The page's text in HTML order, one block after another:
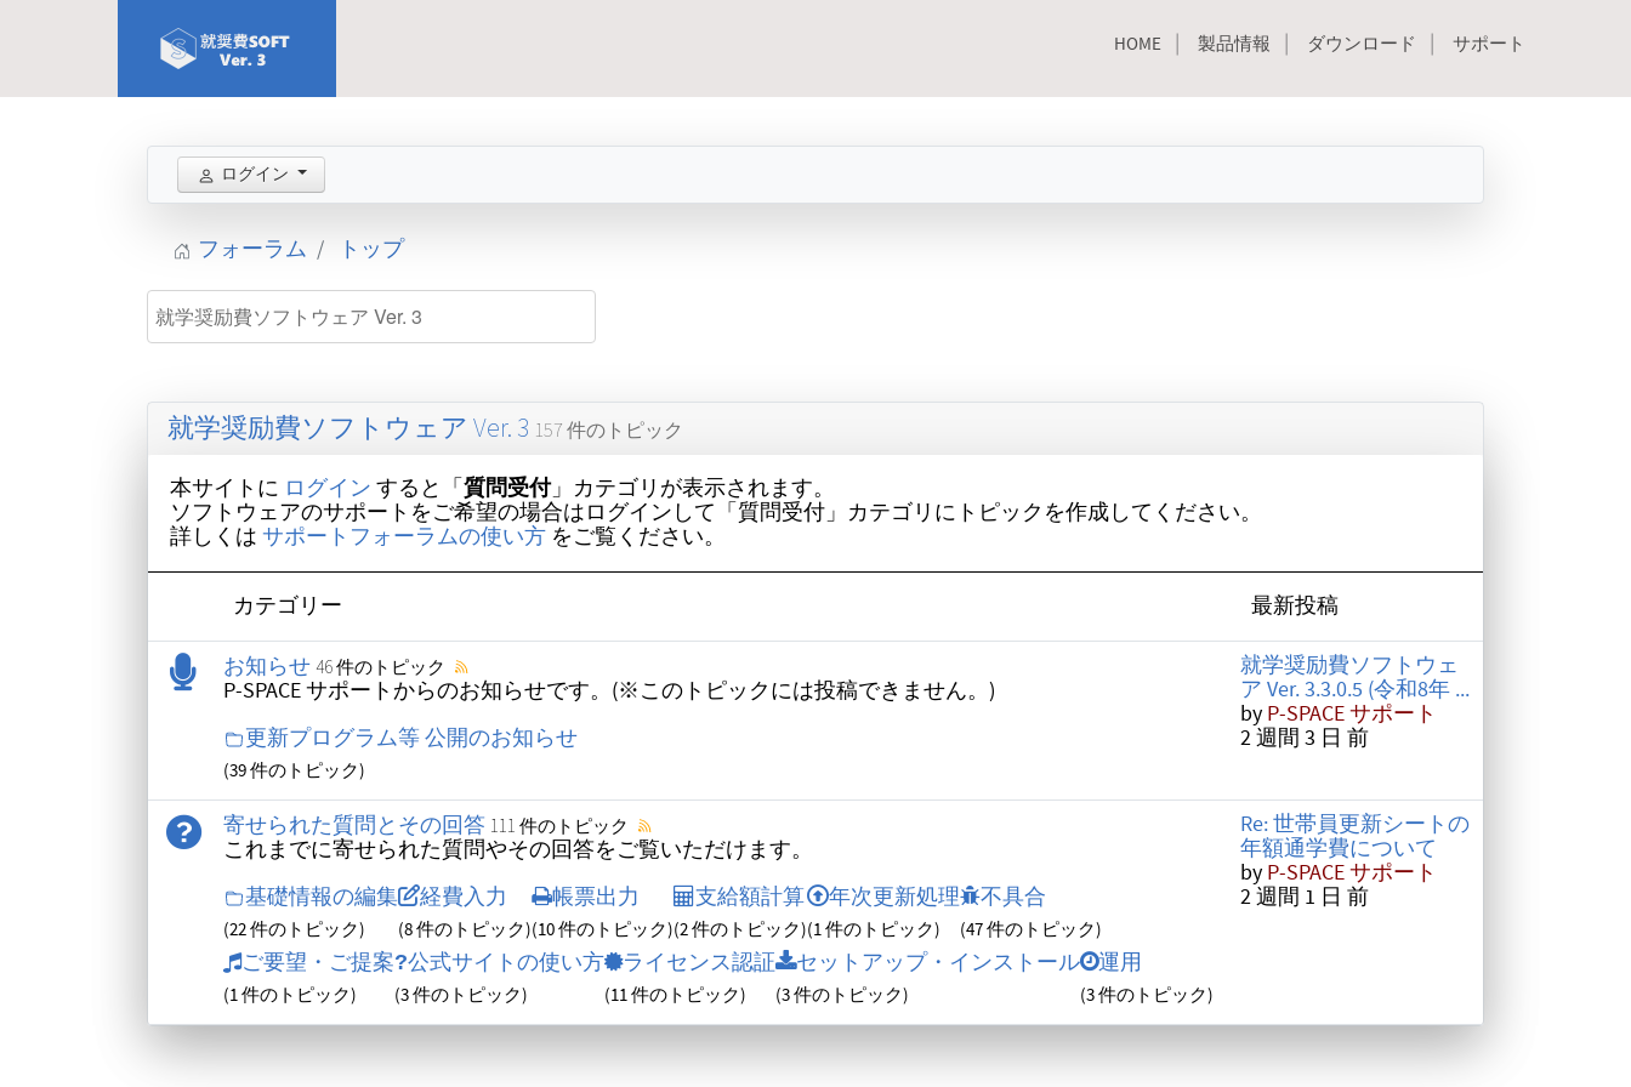
HOME 製品情報 ダウンロード サポート
ログイン
フォーラム トップ
就学奨励費ソフトウェア Ver. 3 157 件のトピック
本サイトに ログイン すると「 質問受付」カテゴリが表示されます。
ソフトウェアのサポートをご希望の場合はログインして「質問受付」カテゴリにトピックを作成してください。
詳しくは サポートフォーラムの使い方 をご覧ください。
カテゴリー 最新投稿
お知らせ 46 件のトピック
P-SPACE サポートからのお知らせです。(※このトピックには投稿できません。)
更新プログラム等 公開のお知らせ
(39 件のトピック)
就学奨励費ソフトウェ
ア Ver. 3.3.0.5 (令和8年 ...
by P-SPACE サポート
2 週間 3 日 前
寄せられた質問とその回答 111 件のトピック
これまでに寄せられた質問やその回答をご覧いただけます。
基礎情報の編集
(22 件のトピック)
経費入力
(8 件のトピック)
帳票出力
(10 件のトピック)
支給額計算
(2 件のトピック)
年次更新処理
(1 件のトピック)
不具合
(47 件のトピック)
ご要望・ご提案
(1 件のトピック)
公式サイトの使い方
(3 件のトピック)
ライセンス認証
(11 件のトピック)
セットアップ・インストール
(3 件のトピック)
運用
(3 件のトピック)
Re: 世帯員更新シートの
年額通学費について
by P-SPACE サポート
2 週間 1 日 前